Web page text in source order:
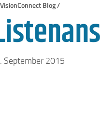
VisionConnect Blog /
September 2015